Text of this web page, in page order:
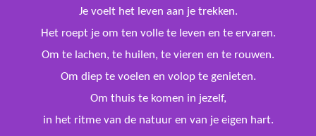
Je voelt het leven aan je trekken.
Het roept je om ten volle te leven en te ervaren.
Om te lachen, te huilen, te vieren en te rouwen.
Om diep te voelen en volop te genieten.
Om thuis te komen in jezelf,
in het ritme van de natuur en van je eigen hart.